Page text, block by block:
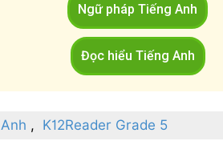
Ngữ pháp Tiếng Anh
Đọc hiểu Tiếng Anh
K12Reader Grade 5